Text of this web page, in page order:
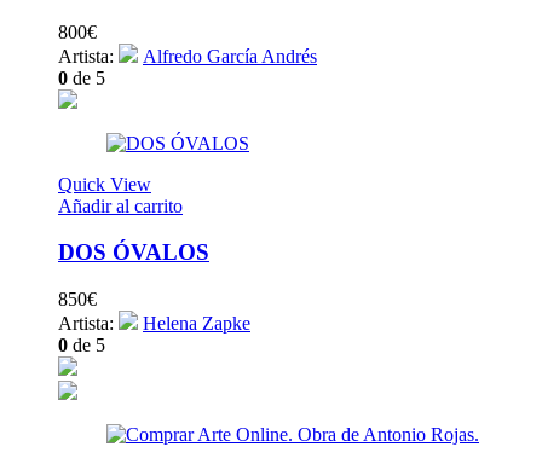
800€
Artista:
Alfredo García Andrés
0 de 5
Quick View
Añadir al carrito
DOS ÓVALOS
850€
Artista:
Helena Zapke
0 de 5